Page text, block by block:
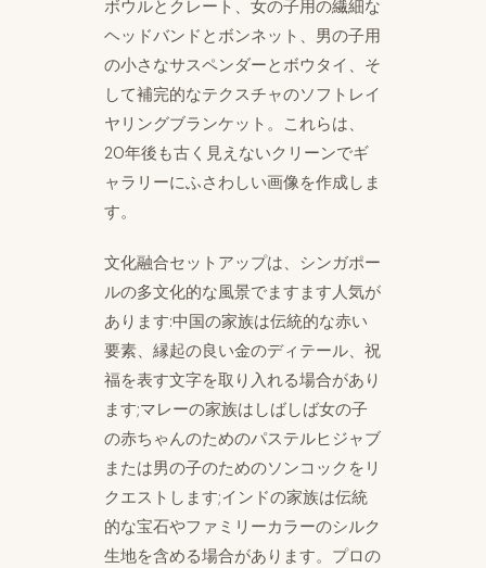
ボウルとクレート、女の子用の繊細な
ヘッドバンドとボンネット、男の子用
の小さなサスペンダーとボウタイ、そ
して補完的なテクスチャのソフトレイ
ヤリングブランケット。これらは、
20年後も古く見えないクリーンでギ
ャラリーにふさわしい画像を作成しま
す。
文化融合セットアップは、シンガポー
ルの多文化的な風景でますます人気が
あります:中国の家族は伝統的な赤い
要素、縁起の良い金のディテール、祝
福を表す文字を取り入れる場合があり
ます;マレーの家族はしばしば女の子
の赤ちゃんのためのパステルヒジャブ
または男の子のためのソンコックをリ
クエストします;インドの家族は伝統
的な宝石やファミリーカラーのシルク
生地を含める場合があります。プロの